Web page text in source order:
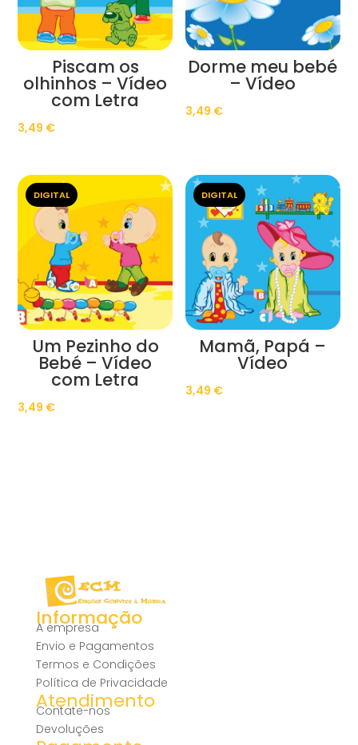
Piscam os
olhinhos – Vídeo
com Letra
3,49 €
Dorme meu bebé
– Vídeo
3,49 €
DIGITAL
Um Pezinho do
Bebé – Vídeo
com Letra
3,49 €
DIGITAL
Mamã, Papá –
Vídeo
3,49 €
Informação
A empresa
Envio e Pagamentos
Termos e Condições
Política de Privacidade
Atendimento
Contate-nos
Devoluções